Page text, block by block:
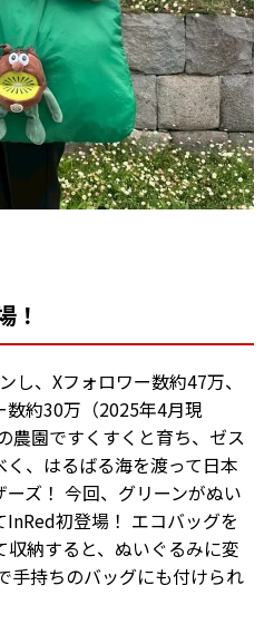
！
し、Xフォロワー数約47万、
約30万（2025年4月現
農園ですくすくと育ち、ゼス
、はるばる海を渡って日本
ズ！ 今回、グリーンがぬい
初登場！ エコバッグを
収納すると、ぬいぐるみに変
手持ちのバッグにも付けられ